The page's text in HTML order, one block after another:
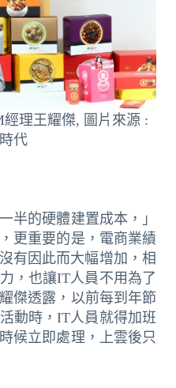
理王耀傑, 圖片來源 :
代
半的硬體建置成本，」
更重要的是，電商業績
有因此而大幅增加，相
，也讓IT人員不用為了
傑透露，以前每到年節
動時，IT人員就得加班
候立即處理，上雲後只